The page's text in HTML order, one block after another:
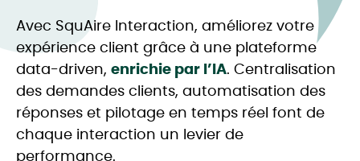
Avec SquAire Interaction, améliorez votre
expérience client grâce à une plateforme
data-driven, enrichie par l’IA. Centralisation
des demandes clients, automatisation des
réponses et pilotage en temps réel font de
chaque interaction un levier de
performance.